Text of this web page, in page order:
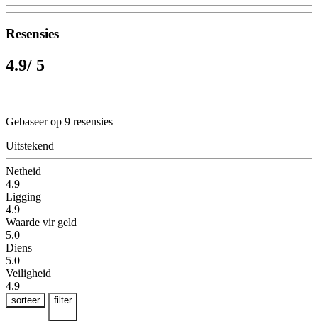
Resensies
4.9/ 5
Gebaseer op 9 resensies
Uitstekend
Netheid
4.9
Ligging
4.9
Waarde vir geld
5.0
Diens
5.0
Veiligheid
4.9
sorteer filter